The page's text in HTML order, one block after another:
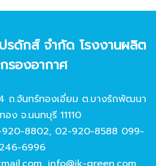
รดักส์ จํากัด โรงงานผลิต
รองอากาศ
ถ.จันทร์ทองเอี่ยม ต.บางรักพัฒนา
อง จ.นนทบุรี 11110
8802, 02-920-8588 099-
246-6996